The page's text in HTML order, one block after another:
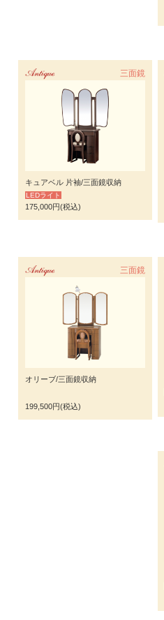
三面鏡
キュアベル 片袖/三面鏡収納
LEDライト
175,000円(税込)
三面鏡
オリーブ/三面鏡収納
199,500円(税込)